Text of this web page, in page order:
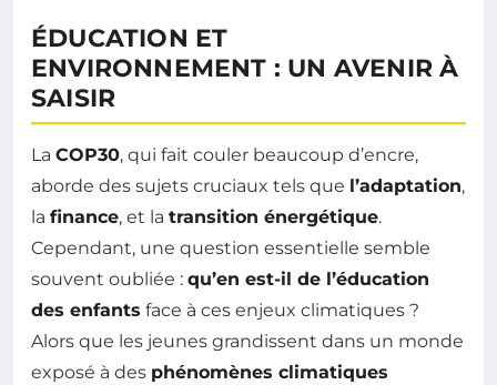
ÉDUCATION ET
ENVIRONNEMENT : UN AVENIR À
SAISIR
La COP30, qui fait couler beaucoup d’encre,
aborde des sujets cruciaux tels que l’adaptation,
la finance, et la transition énergétique.
Cependant, une question essentielle semble
souvent oubliée : qu’en est-il de l’éducation
des enfants face à ces enjeux climatiques ?
Alors que les jeunes grandissent dans un monde
exposé à des phénomènes climatiques